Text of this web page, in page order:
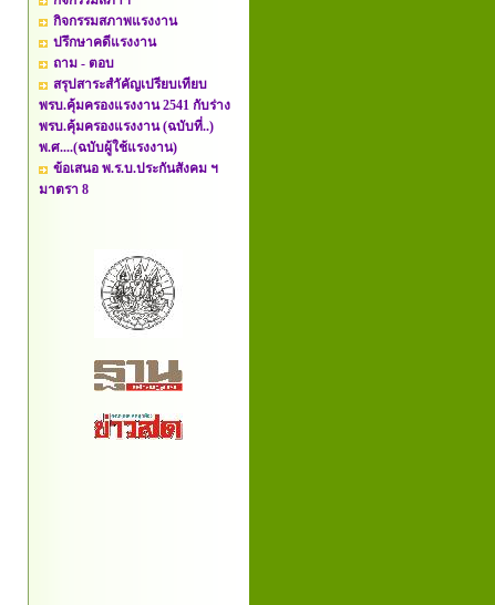
กิจกรรมสภาพแรงงาน
ปรึกษาคดีแรงงาน
ถาม - ตอบ
สรุปสาระสำัคัญเปรียบเทียบ
พรบ.คุ้มครองแรงงาน 2541 กับร่าง
พรบ.คุ้มครองแรงงาน (ฉบับที่..)
พ.ศ....(ฉบับผู้ใช้แรงงาน)
ข้อเสนอ พ.ร.บ.ประกันสังคม ฯ
มาตรา 8